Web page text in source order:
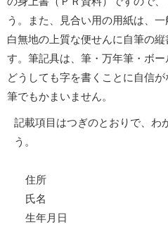
う。また、見合い用の用紙は、一
白無地の上質な便せんに自筆の
す。筆記具は、筆・万年筆・ボ
どうしても字を書くことに自信
筆でもかまいません。
記載項目はつぎのとおりで、わ
う。
住所
氏名
生年月日